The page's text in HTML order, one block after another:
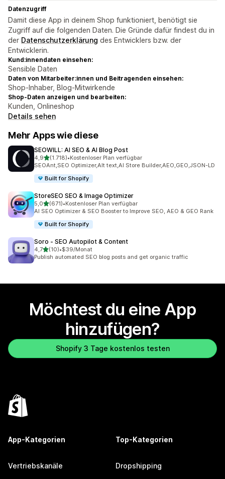
Datenzugriff
Damit diese App in deinem Shop funktioniert, benötigt sie
Zugriff auf die folgenden Daten. Die Gründe dafür findest du in
der Datenschutzerklärung des Entwicklers bzw. der
Entwicklerin.
Kund:innendaten einsehen:
Sensible Daten
Daten von Mitarbeiter:innen und Beitragenden einsehen:
Shop-Inhaber, Blog-Mitwirkende
Shop-Daten anzeigen und bearbeiten:
Kunden, Onlineshop
Details sehen
Mehr Apps wie diese
SEOWILL: AI SEO & AI Blog Post
4,9von 5 Sternen
(1.718)
1718 Rezensionen insgesamt
•Kostenloser Plan verfügbar
SEOAnt,SEO Optimizer,Alt text,AI Store Builder,AEO,GEO,JSON-LD
Built for Shopify
StoreSEO SEO & Image Optimizer
5,0von 5 Sternen
(671)
671 Rezensionen insgesamt
•Kostenloser Plan verfügbar
AI SEO Optimizer & SEO Booster to Improve SEO, AEO & GEO Rank
Built for Shopify
Soro ‑ SEO Autopilot & Content
4,7von 5 Sternen
(10)
10 Rezensionen insgesamt
•$39/Monat
Publish automated SEO blog posts and get organic traffic
Möchtest du eine App
hinzufügen?
Shopify 3 Tage kostenlos testen
App-Kategorien
Vertriebskanäle
Top-Kategorien
Dropshipping